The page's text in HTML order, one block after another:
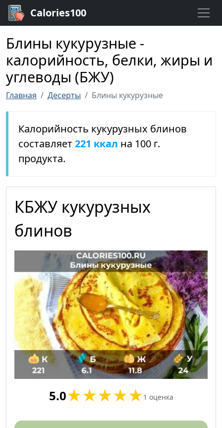
Calories100
Блины кукурузные -
калорийность, белки, жиры и
углеводы (БЖУ)
Главная Десерты Блины кукурузные
Калорийность кукурузных блинов
составляет221 ккал на 100 г.
продукта.
КБЖУ кукурузных
блинов
5.0 1 оценка